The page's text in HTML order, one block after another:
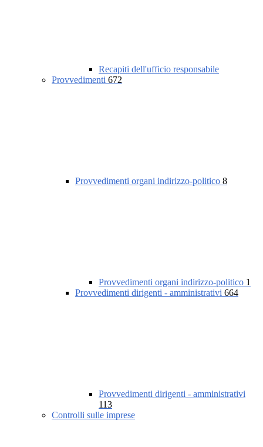
Recapiti dell'ufficio responsabile
Provvedimenti 672
Provvedimenti organi indirizzo-politico 8
Provvedimenti organi indirizzo-politico 1
Provvedimenti dirigenti - amministrativi 664
Provvedimenti dirigenti - amministrativi
113
Controlli sulle imprese